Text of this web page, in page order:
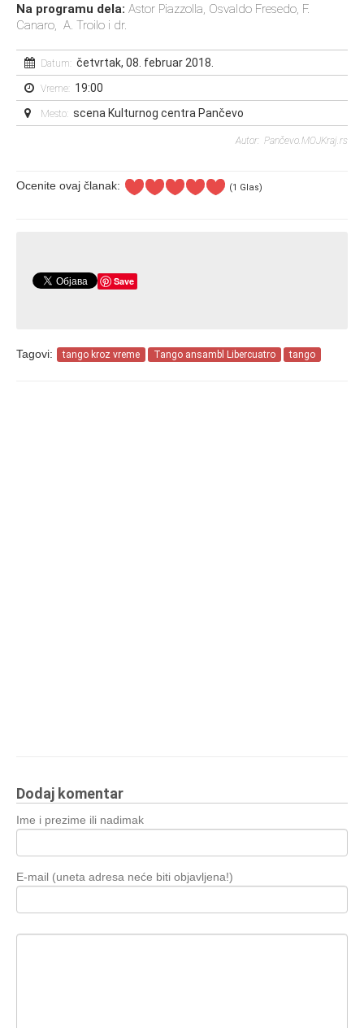
Na programu dela: Astor Piazzolla, Osvaldo Fresedo, F.
Canaro, A. Troilo i dr.
Datum: četvrtak, 08. februar 2018.
Vreme: 19:00
Mesto: scena Kulturnog centra Pančevo
Autor: Pančevo.MOJKraj.rs
Ocenite ovaj članak: (1 Glas)
Save
Tagovi: tango kroz vreme Tango ansambl Libercuatro tango
Dodaj komentar
Ime i prezime ili nadimak
E-mail (uneta adresa neće biti objavljena!)